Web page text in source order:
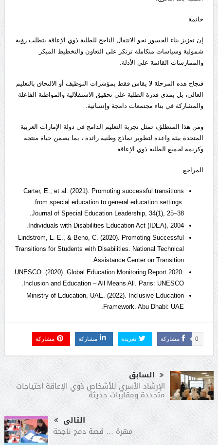
خاتمة
إن تعزيز بناء الجسور نحو الانتقال الناجح للطلبة ذوي الإعاقة يتطلب رؤية
شمولية وسياسات متكاملة ترتكز على التعاون والتخطيط المبكر
والممارسات القائمة على الأدلة.
فنجاح هذه المرحلة لا يقاس فقط بمؤشرات التوظيف أو الالتحاق بالتعليم
العالي، بل بمدى قدرة الطلبة على تحقيق الاستقلالية والمواطنة الفاعلة
والمشاركة في بناء مجتمعات دامجة وإنسانية.
ومن هذا المنطلق، تمثل تجربة التعليم الدامج في دولة الإمارات العربية
المتحدة بيئة واعدة لتطوير نماذج وطنية رائدة ، بما يضمن حياة منتجة
وكريمة لجميع الطلبة ذوي الإعاقة.
المراجع
Carter, E., et al. (2021). Promoting successful transitions
from special education to general education settings.
Journal of Special Education Leadership, 34(1), 25–38.
Individuals with Disabilities Education Act (IDEA), 2004.
Lindstrom, L. E., & Beno, C. (2020). Promoting Successful
Transitions for Students with Disabilities. National Technical
Assistance Center on Transition.
UNESCO. (2020). Global Education Monitoring Report 2020:
Inclusion and Education – All Means All. Paris: UNESCO.
Ministry of Education, UAE. (2022). Inclusive Education
Framework. Abu Dhabi: UAE.
مشاركة 0 تغريدة مشاركة مشاركة
السابق
الإرشاد الأسري للأشخاص ذوي الإعاقة احتياجات
متجددة ومقاربات حديثة
التالى
مهرة … قصة دمج ناجحة